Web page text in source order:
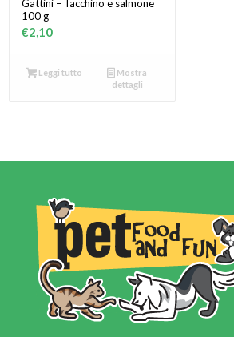
Gattini – Tacchino e salmone
100 g
€2,10
Leggi tutto
Mostra
dettagli